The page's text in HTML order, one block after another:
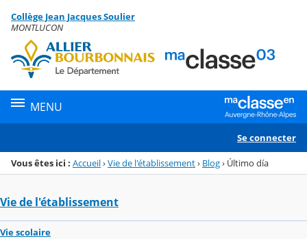
Menu de la rubrique
Contenu
Collège Jean Jacques Soulier
MONTLUCON
MENU
Se connecter
Vous êtes ici : Accueil›Vie de l'établissement› Blog› Último día
Vie de l'établissement
Vie scolaire